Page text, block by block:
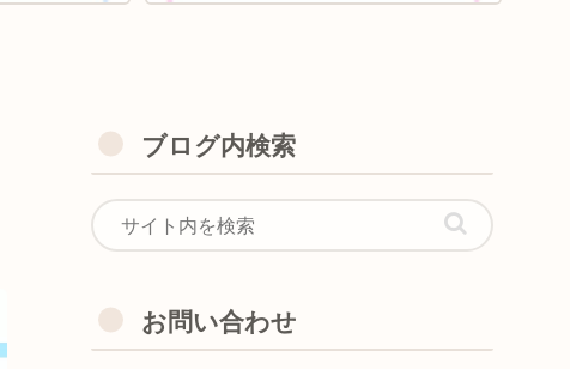
ブログ内検索
お問い合わせ